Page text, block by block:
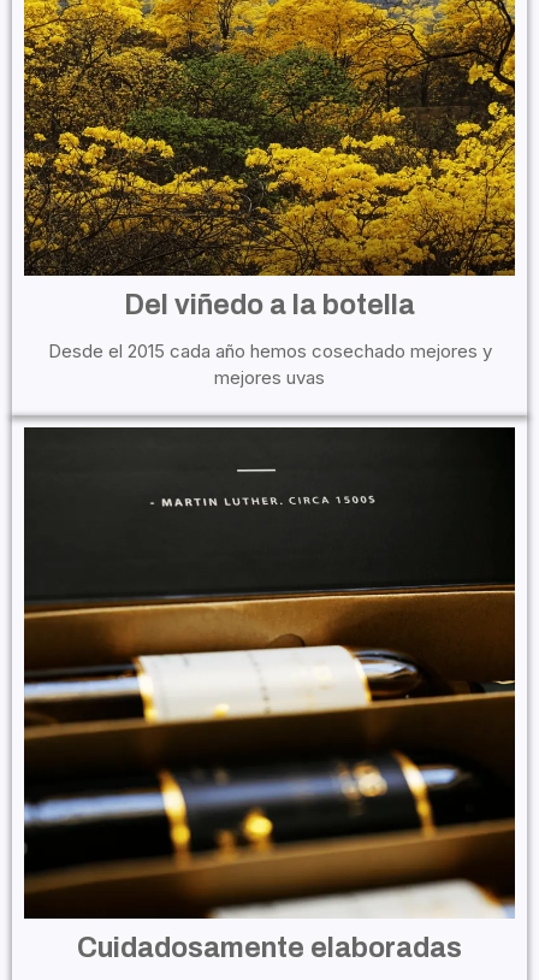
Del viñedo a la botella
Desde el 2015 cada año hemos cosechado mejores y
mejores uvas
Cuidadosamente elaboradas